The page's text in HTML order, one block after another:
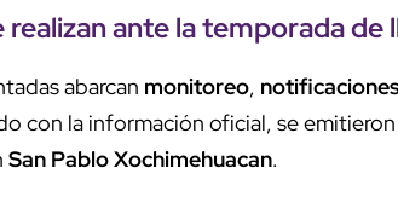
ante latemporada de
abarcan monitoreo,
con la información oficial, se
San Pablo Xochimehuacan.